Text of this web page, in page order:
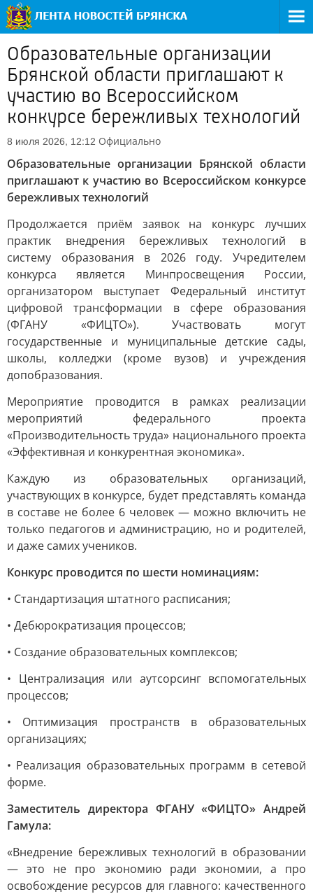
Образовательные организации
Брянской области приглашают к
участию во Всероссийском
конкурсе бережливых технологий
8 июля 2026, 12:12 Официально
Образовательные организации Брянской области
приглашают к участию во Всероссийском конкурсе
бережливых технологий
Продолжается приём заявок на конкурс лучших
практик внедрения бережливых технологий в
систему образования в 2026 году. Учредителем
конкурса является Минпросвещения России,
организатором выступает Федеральный институт
цифровой трансформации в сфере образования
(ФГАНУ «ФИЦТО»). Участвовать могут
государственные и муниципальные детские сады,
школы, колледжи (кроме вузов) и учреждения
допобразования.
Мероприятие проводится в рамках реализации
мероприятий федерального проекта
«Производительность труда» национального проекта
«Эффективная и конкурентная экономика».
Каждую из образовательных организаций,
участвующих в конкурсе, будет представлять команда
в составе не более 6 человек — можно включить не
только педагогов и администрацию, но и родителей,
и даже самих учеников.
Конкурс проводится по шести номинациям:
• Стандартизация штатного расписания;
• Дебюрократизация процессов;
• Создание образовательных комплексов;
• Централизация или аутсорсинг вспомогательных
процессов;
• Оптимизация пространств в образовательных
организациях;
• Реализация образовательных программ в сетевой
форме.
Заместитель директора ФГАНУ «ФИЦТО» Андрей
Гамула:
«Внедрение бережливых технологий в образовании
— это не про экономию ради экономии, а про
освобождение ресурсов для главного: качественного